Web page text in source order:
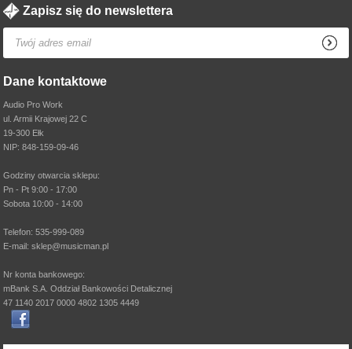
Zapisz się do newslettera
Dane kontaktowe
Audio Pro Work
ul. Armii Krajowej 22 C
19-300 Ełk
NIP: 848-159-09-46
Godziny otwarcia sklepu:
Pn - Pt 9:00 - 17:00
Sobota 10:00 - 14:00
Telefon: 535-999-089
E-mail: sklep@musicman.pl
Nr konta bankowego:
mBank S.A. Oddział Bankowości Detalicznej
47 1140 2017 0000 4802 1305 4449